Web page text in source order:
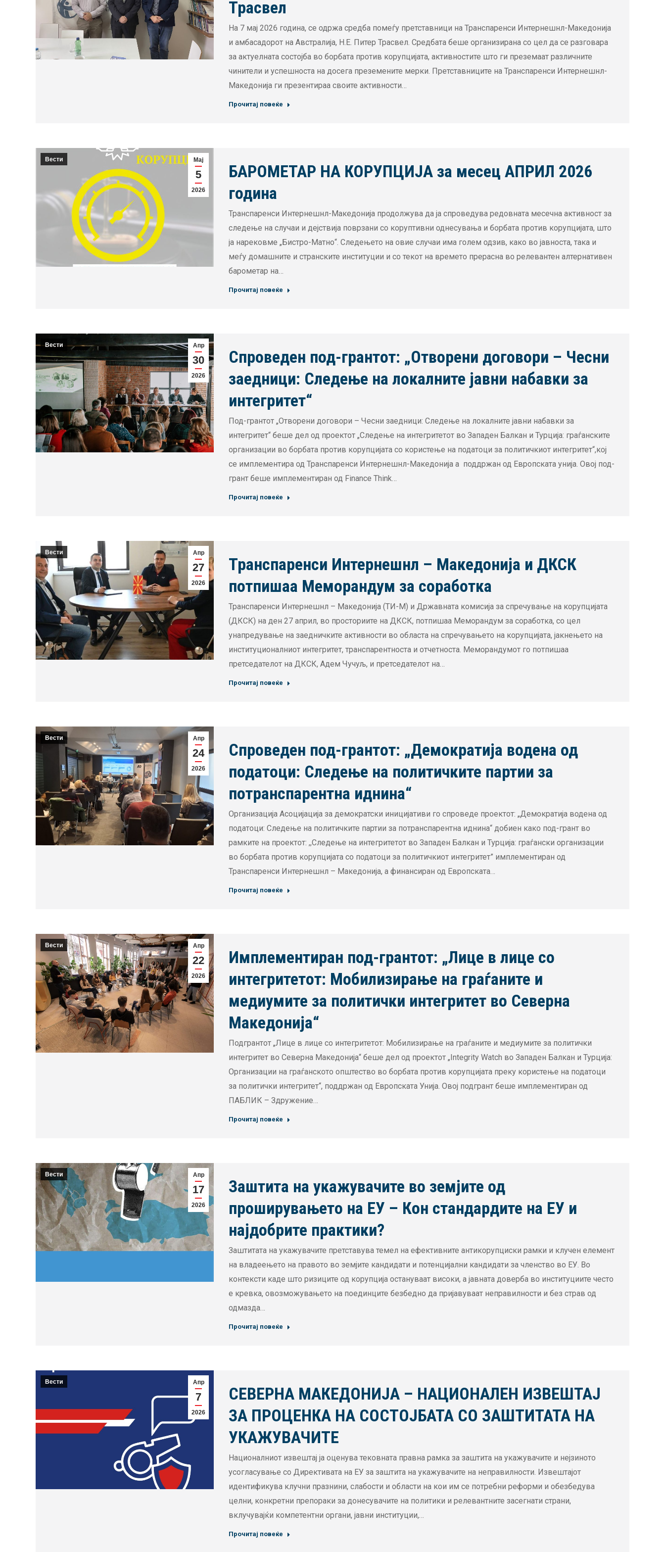
Трасвел
На 7 мај 2026 година, се одржа средба помеѓу претставници на Транспаренси Интернешнл-Македонија
и амбасадорот на Австралија, Н.Е. Питер Трасвел. Средбата беше организирана со цел да се разговара
за актуелната состојба во борбата против корупцијата, активностите што ги преземаат различните
чинители и успешноста на досега преземените мерки. Претставниците на Транспаренси Интернешнл-
Македонија ги презентираа своите активности…
Прочитај повеќе
Мај
5
2026
Вести
БАРОМЕТАР НА КОРУПЦИЈА за месец АПРИЛ 2026
година
Транспаренси Интернешнл-Македонија продолжува да ја спроведува редовната месечна активност за
следење на случаи и дејствија поврзани со коруптивни однесувања и борбата против корупцијата, што
ја нарековме „Бистро-Матно“. Следењето на овие случаи има голем одзив, како во јавноста, така и
меѓу домашните и странските институции и со текот на времето прерасна во релевантен алтернативен
барометар на…
Прочитај повеќе
Апр
30
2026
Вести
Спроведен под-грантот: „Отворени договори – Чесни
заедници: Следење на локалните јавни набавки за
интегритет“
Под-грантот „Отворени договори – Чесни заедници: Следење на локалните јавни набавки за
интегритет“ беше дел од проектот „Следење на интегритетот во Западен Балкан и Турција: граѓанските
организации во борбата против корупцијата со користење на податоци за политичкиот интегритет“,кој
се имплементира од Транспаренси Интернешнл-Македонија а поддржан од Европската унија. Овој под-
грант беше имплементиран од Finance Think…
Прочитај повеќе
Апр
27
2026
Вести
Транспаренси Интернешнл – Македонија и ДКСК
потпишаа Меморандум за соработка
Транспаренси Интернешнл – Македонија (ТИ-М) и Државната комисија за спречување на корупцијата
(ДКСК) на ден 27 април, во просториите на ДКСК, потпишаа Меморандум за соработка, со цел
унапредување на заедничките активности во областа на спречувањето на корупцијата, јакнењето на
институционалниот интегритет, транспарентноста и отчетноста. Меморандумот го потпишаа
претседателот на ДКСК, Адем Чучуљ, и претседателот на…
Прочитај повеќе
Апр
24
2026
Вести
Спроведен под-грантот: „Демократија водена од
податоци: Следење на политичките партии за
потранспарентна иднина“
Организација Асоцијација за демократски иницијативи го спроведе проектот: „Демократија водена од
податоци: Следење на политичките партии за потранспарентна иднина“ добиен како под-грант во
рамките на проектот: ,,Следење на интегритетот во Западен Балкан и Турција: граѓански организации
во борбата против корупцијата со податоци за политичкиот интегритет” имплементиран од
Транспаренси Интернешнл – Македонија, а финансиран од Европската…
Прочитај повеќе
Апр
22
2026
Вести
Имплементиран под-грантот: „Лице в лице со
интегритетот: Мобилизирање на граѓаните и
медиумите за политички интегритет во Северна
Македонија“
Подгрантот „Лице в лице со интегритетот: Мобилизирање на граѓаните и медиумите за политички
интегритет во Северна Македонија“ беше дел од проектот „Integrity Watch во Западен Балкан и Турција:
Организации на граѓанското општество во борбата против корупцијата преку користење на податоци
за политички интегритет“, поддржан од Европската Унија. Овој подгрант беше имплементиран од
ПАБЛИК – Здружение…
Прочитај повеќе
Апр
17
2026
Вести
Заштита на укажувачите во земјите од
проширувањето на ЕУ – Кон стандардите на ЕУ и
најдобрите практики?
Заштитата на укажувачите претставува темел на ефективните антикорупциски рамки и клучен елемент
на владеењето на правото во земјите кандидати и потенцијални кандидати за членство во ЕУ. Во
контексти каде што ризиците од корупција остануваат високи, а јавната доверба во институциите често
е кревка, овозможувањето на поединците безбедно да пријавуваат неправилности и без страв од
одмазда…
Прочитај повеќе
Апр
7
2026
Вести
СЕВЕРНА МАКЕДОНИЈА – НАЦИОНАЛЕН ИЗВЕШТАЈ
ЗА ПРОЦЕНКА НА СОСТОЈБАТА СО ЗАШТИТАТА НА
УКАЖУВАЧИТЕ
Националниот извештај ја оценува тековната правна рамка за заштита на укажувачите и нејзиното
усогласување со Директивата на ЕУ за заштита на укажувачите на неправилности. Извештајот
идентификува клучни празнини, слабости и области на кои им се потребни реформи и обезбедува
целни, конкретни препораки за донесувачите на политики и релевантните засегнати страни,
вклучувајќи компетентни органи, јавни институции,…
Прочитај повеќе